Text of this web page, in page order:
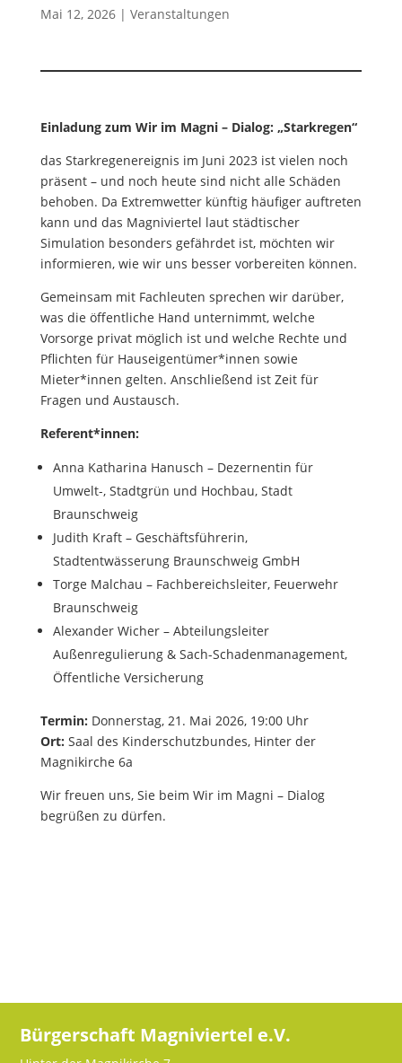
Mai 12, 2026| Veranstaltungen
Einladung zum Wir im Magni – Dialog: „Starkregen“
das Starkregenereignis im Juni 2023 ist vielen noch
präsent – und noch heute sind nicht alle Schäden
behoben. Da Extremwetter künftig häufiger auftreten
kann und das Magniviertel laut städtischer
Simulation besonders gefährdet ist, möchten wir
informieren, wie wir uns besser vorbereiten können.
Gemeinsam mit Fachleuten sprechen wir darüber,
was die öffentliche Hand unternimmt, welche
Vorsorge privat möglich ist und welche Rechte und
Pflichten für Hauseigentümer*innen sowie
Mieter*innen gelten. Anschließend ist Zeit für
Fragen und Austausch.
Referent*innen:
Anna Katharina Hanusch – Dezernentin für
Umwelt-, Stadtgrün und Hochbau, Stadt
Braunschweig
Judith Kraft – Geschäftsführerin,
Stadtentwässerung Braunschweig GmbH
Torge Malchau – Fachbereichsleiter, Feuerwehr
Braunschweig
Alexander Wicher – Abteilungsleiter
Außenregulierung & Sach-Schadenmanagement,
Öffentliche Versicherung
Termin: Donnerstag, 21. Mai 2026, 19:00 Uhr
Ort: Saal des Kinderschutzbundes, Hinter der
Magnikirche 6a
Wir freuen uns, Sie beim Wir im Magni – Dialog
begrüßen zu dürfen.
Bürgerschaft Magniviertel e.V.